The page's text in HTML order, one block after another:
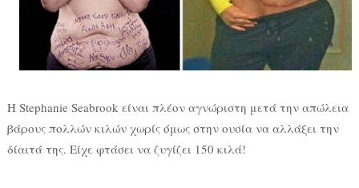
Η Stephanie Seabrook είναι πλέον αγνώριστη μετά την απώλεια
βάρους πολλών κιλών χωρίς όμως στην ουσία να αλλάξει την
δίαιτά της. Είχε φτάσει να ζυγίζει 150 κιλά!